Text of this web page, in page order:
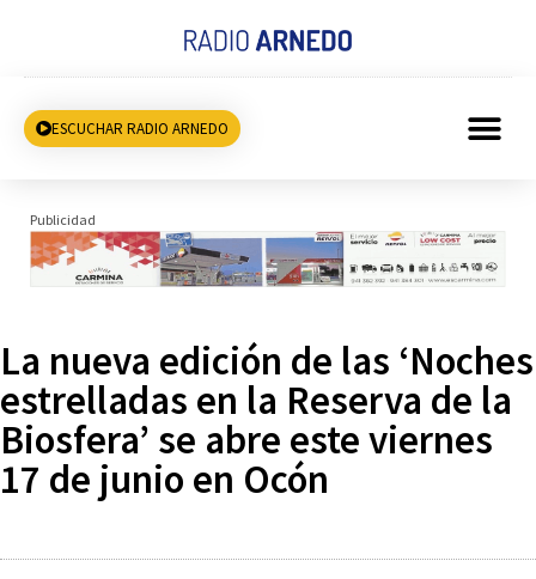
ESCUCHAR RADIO ARNEDO
Publicidad
La nueva edición de las ‘Noches
estrelladas en la Reserva de la
Biosfera’ se abre este viernes
17 de junio en Ocón